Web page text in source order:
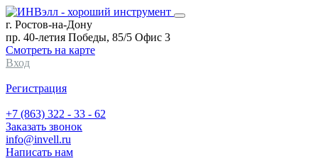
г. Ростов-на-Дону
пр. 40-летия Победы, 85/5 Офис 3
Смотреть на карте
Вход
Регистрация
+7 (863) 322 - 33 - 62
Заказать звонок
info@invell.ru
Написать нам